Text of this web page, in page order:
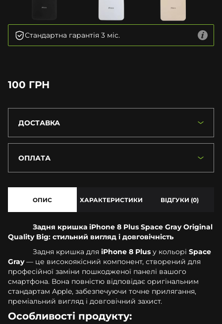
Стандартна гарантія 3 міс.
100 ГРН
ДОСТАВКА
ОПЛАТА
ОПИС ХАРАКТЕРИСТИКИ ВІДГУКИ (0)
Задня кришка iPhone 8 Plus Space Gray Original
Quality Big: стильний вигляд і довговічність
Задня кришка для iPhone 8 Plus у кольорі Space
Gray— це високоякісний компонент, створений для
професійної заміни пошкодженої панелі вашого
смартфона. Вона повністю відповідає оригінальним
стандартам Apple, забезпечуючи точне прилягання,
преміальний вигляд і довговічний захист.
Особливості продукту: